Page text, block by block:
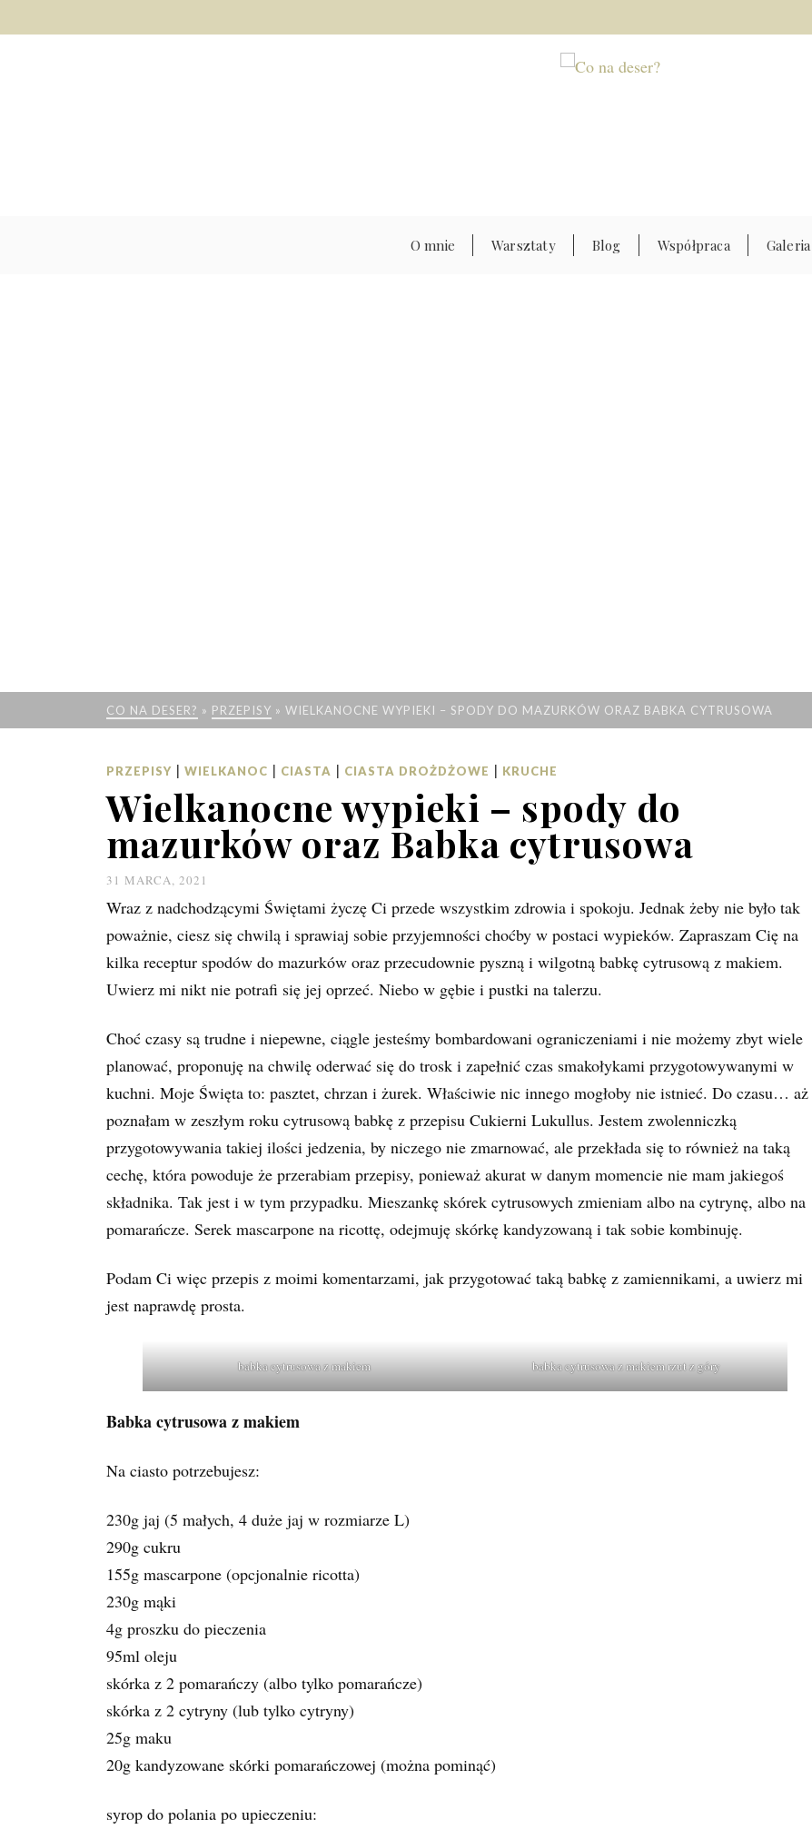
O mnie Warsztaty Blog Współpraca Galeria
CO NA DESER? » PRZEPISY » WIELKANOCNE WYPIEKI – SPODY DO MAZURKÓW ORAZ BABKA CYTRUSOWA
PRZEPISY | WIELKANOC | CIASTA | CIASTA DROŻDŻOWE | KRUCHE
Wielkanocne wypieki – spody do
mazurków oraz Babka cytrusowa
31 MARCA, 2021
Wraz z nadchodzącymi Świętami życzę Ci przede wszystkim zdrowia i spokoju. Jednak żeby nie było tak
poważnie, ciesz się chwilą i sprawiaj sobie przyjemności choćby w postaci wypieków. Zapraszam Cię na
kilka receptur spodów do mazurków oraz przecudownie pyszną i wilgotną babkę cytrusową z makiem.
Uwierz mi nikt nie potrafi się jej oprzeć. Niebo w gębie i pustki na talerzu.
Choć czasy są trudne i niepewne, ciągle jesteśmy bombardowani ograniczeniami i nie możemy zbyt wiele
planować, proponuję na chwilę oderwać się do trosk i zapełnić czas smakołykami przygotowywanymi w
kuchni. Moje Święta to: pasztet, chrzan i żurek. Właściwie nic innego mogłoby nie istnieć. Do czasu… aż
poznałam w zeszłym roku cytrusową babkę z przepisu Cukierni Lukullus. Jestem zwolenniczką
przygotowywania takiej ilości jedzenia, by niczego nie zmarnować, ale przekłada się to również na taką
cechę, która powoduje że przerabiam przepisy, ponieważ akurat w danym momencie nie mam jakiegoś
składnika. Tak jest i w tym przypadku. Mieszankę skórek cytrusowych zmieniam albo na cytrynę, albo na
pomarańcze. Serek mascarpone na ricottę, odejmuję skórkę kandyzowaną i tak sobie kombinuję.
Podam Ci więc przepis z moimi komentarzami, jak przygotować taką babkę z zamiennikami, a uwierz mi
jest naprawdę prosta.
babka cytrusowa z makiem babka cytrusowa z makiem rzut z góry
Babka cytrusowa z makiem
Na ciasto potrzebujesz:
230g jaj (5 małych, 4 duże jaj w rozmiarze L)
290g cukru
155g mascarpone (opcjonalnie ricotta)
230g mąki
4g proszku do pieczenia
95ml oleju
skórka z 2 pomarańczy (albo tylko pomarańcze)
skórka z 2 cytryny (lub tylko cytryny)
25g maku
20g kandyzowane skórki pomarańczowej (można pominąć)
syrop do polania po upieczeniu: